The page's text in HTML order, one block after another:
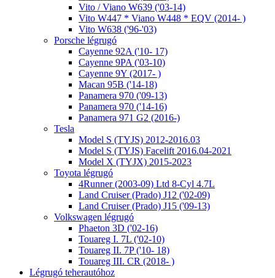
Vito / Viano W639 ('03-14)
Vito W447 * Viano W448 * EQV (2014- )
Vito W638 ('96-'03)
Porsche légrugó
Cayenne 92A ('10- 17)
Cayenne 9PA ('03-10)
Cayenne 9Y (2017- )
Macan 95B ('14-18)
Panamera 970 ('09-13)
Panamera 970 ('14-16)
Panamera 971 G2 (2016-)
Tesla
Model S (TYJS) 2012-2016.03
Model S (TYJS) Facelift 2016.04-2021
Model X (TYJX) 2015-2023
Toyota légrugó
4Runner (2003-09) Ltd 8-Cyl 4.7L
Land Cruiser (Prado) J12 ('02-09)
Land Cruiser (Prado) J15 ('09-13)
Volkswagen légrugó
Phaeton 3D ('02-16)
Touareg I. 7L ('02-10)
Touareg II. 7P ('10- 18)
Touareg III. CR (2018- )
Légrugó teherautóhoz